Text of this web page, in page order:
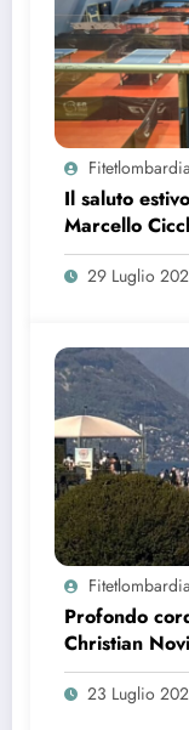
Fitetlombardia
Il saluto
Marcello
bilancio,
29 Luglio
Fitetlombardia
Profondo
Christian
23 Luglio